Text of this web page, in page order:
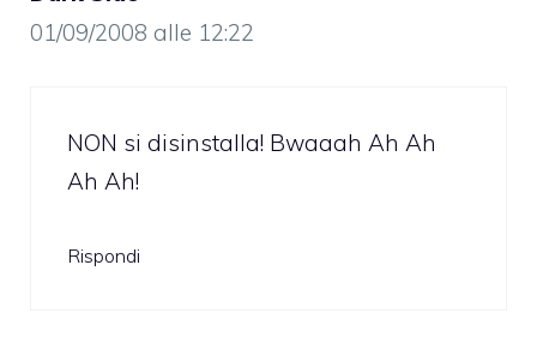
01/09/2008 alle 12:22
NON si disinstalla! Bwaaah Ah Ah
Ah Ah!
Rispondi